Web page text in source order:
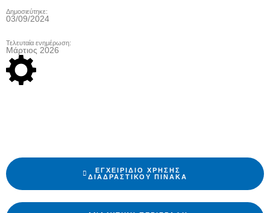
Δημοσιεύτηκε:
03/09/2024
Τελευταία ενημέρωση:
Μάρτιος 2026
ΕΓΧΕΙΡΊΔΙΟ ΧΡΉΣΗΣ
ΔΙΑΔΡΑΣΤΙΚΟΎ ΠΊΝΑΚΑ